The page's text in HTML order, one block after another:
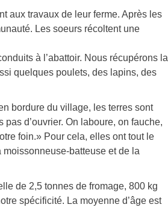
aux travaux de leur ferme. Après les
Les soeurs récoltent une
à l’abattoir. Nous récupérons la
quelques poulets, des lapins, des
bordure du village, les terres sont
d’ouvrier. On laboure, on fauche,
foin.» Pour cela, elles ont tout le
batteuse et de la
de 2,5 tonnes de fromage, 800 kg
spécificité. La moyenne d’âge est